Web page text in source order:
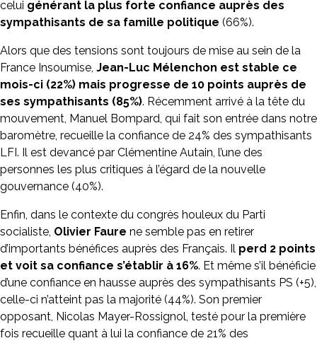
celui générant la plus forte confiance auprès des
sympathisants de sa famille politique (66%).
Alors que des tensions sont toujours de mise au sein de la
France Insoumise, Jean-Luc Mélenchon est stable ce
mois-ci (22%) mais progresse de 10 points auprès de
ses sympathisants (85%). Récemment arrivé à la tête du
mouvement, Manuel Bompard, qui fait son entrée dans notre
baromètre, recueille la confiance de 24% des sympathisants
LFI. Il est devancé par Clémentine Autain, l’une des
personnes les plus critiques à l’égard de la nouvelle
gouvernance (40%).
Enfin, dans le contexte du congrès houleux du Parti
socialiste, Olivier Faure ne semble pas en retirer
d’importants bénéfices auprès des Français. Il perd 2 points
et voit sa confiance s’établir à 16%. Et même s’il bénéficie
d’une confiance en hausse auprès des sympathisants PS (+5),
celle-ci n’atteint pas la majorité (44%). Son premier
opposant, Nicolas Mayer-Rossignol, testé pour la première
fois recueille quant à lui la confiance de 21% des